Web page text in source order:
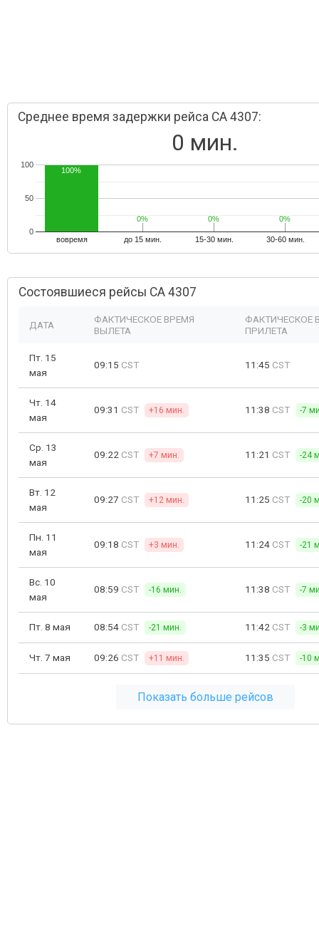
Среднее время задержки рейса CA 4307:
0 мин.
вовремя до 15 мин. 15-30 мин. 30-60 мин.
0
50
100
100%
0%
0% 0%
0% 0%
0%
Состоявшиеся рейсы CA 4307
ДАТА
ФАКТИЧЕСКОЕ ВРЕМЯ
ВЫЛЕТА
ФАКТИЧЕСКОЕ
ПРИЛЕТА
Пт. 15
мая
09:15 CST 11:45 CST
Чт. 14
мая
09:31 CST +16 мин. 11:38 CST -7
Ср. 13
мая
09:22 CST +7 мин. 11:21 CST -24
Вт. 12
мая
09:27 CST +12 мин. 11:25 CST -20
Пн. 11
мая
09:18 CST +3 мин. 11:24 CST -21
Вс. 10
мая
08:59 CST -16 мин. 11:38 CST -7
Пт. 8 мая 08:54 CST -21 мин. 11:42 CST -3
Чт. 7 мая 09:26 CST +11 мин. 11:35 CST -10
Показать больше рейсов